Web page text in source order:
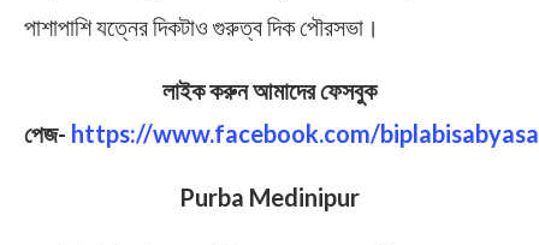
পাশাপাশি যত্নের দিকটাও গুরুত্ব দিক পৌরসভা।
লাইক করুন আমাদের ফেসবুক
পেজ- https://www.facebook.com/
Purba Medinipur